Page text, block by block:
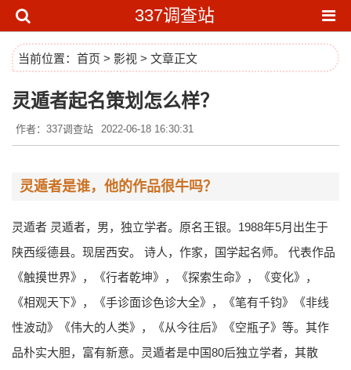
337调查站
当前位置： 首页 > 影视 > 文章正文
灵遁者起名策划怎么样？
作者：337调查站 2022-06-18 16:30:31
灵遁者是谁，他的作品很牛吗？
灵遁者 灵遁者，男，独立学者。原名王银。1988年5月出生于
陕西绥德县。现居西安。 诗人，作家，国学起名师。 代表作品
《触摸世界》，《行者乾坤》，《探索生命》，《变化》，
《相观天下》，《手诊面诊色诊大全》，《笔有千钧》《非线
性波动》《伟大的人类》，《从今往后》《空瓶子》等。其作
品朴实大胆，富有新意。灵遁者是中国80后独立学者，其散